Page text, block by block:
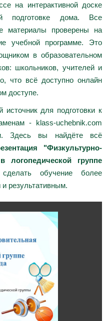
на интерактивной доске
подготовке дома. Все
материалы проверены на
учебной программе. Это
в образовательном
школьников, учителей и
что всё доступно онлайн
доступе.
для подготовки к
- klass-uchebnik.com
Здесь вы найдёте всё
"Физкультурно-
логопедической группе
обучение более
результативным.